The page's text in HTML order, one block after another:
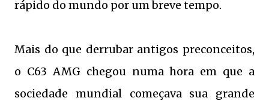
rápido do mundo por um breve tempo.
Mais do que derrubar antigos preconceitos,
o C63 AMG chegou numa hora em que a
sociedade mundial começava sua grande